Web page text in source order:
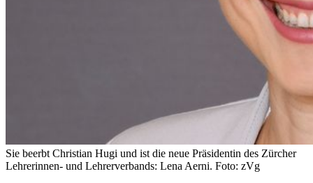
Sie beerbt Christian Hugi und ist die neue Präsidentin des Zürcher
Lehrerinnen- und Lehrerverbands: Lena Aerni. Foto: zVg